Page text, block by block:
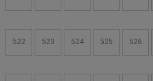
522 523 524 525 526